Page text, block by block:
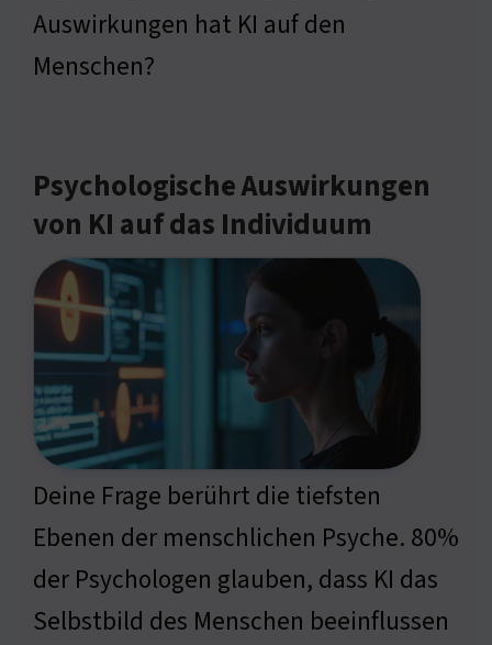
Auswirkungen hat KI auf den
Menschen?
Psychologische Auswirkungen
von KI auf das Individuum
Deine Frage berührt die tiefsten
Ebenen der menschlichen Psyche. 80%
der Psychologen glauben, dass KI das
Selbstbild des Menschen beeinflussen